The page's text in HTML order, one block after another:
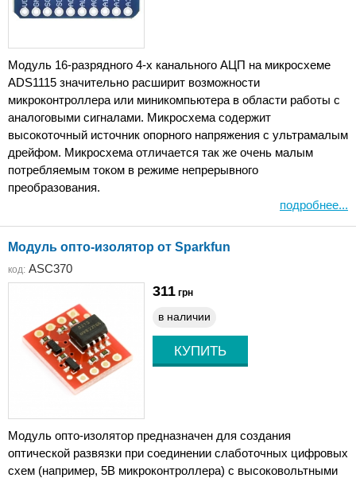
Модуль 16-разрядного 4-х канального АЦП на микросхеме
ADS1115 значительно расширит возможности
микроконтроллера или миникомпьютера в области работы с
аналоговыми сигналами. Микросхема содержит
высокоточный источник опорного напряжения с ультрамалым
дрейфом. Микросхема отличается так же очень малым
потребляемым током в режиме непрерывного
преобразования.
подробнее...
Модуль опто-изолятор от Sparkfun
код: ASC370
311 грн
в наличии
Модуль опто-изолятор предназначен для создания
оптической развязки при соединении слаботочных цифровых
схем (например, 5В микроконтроллера) с высоковольтными